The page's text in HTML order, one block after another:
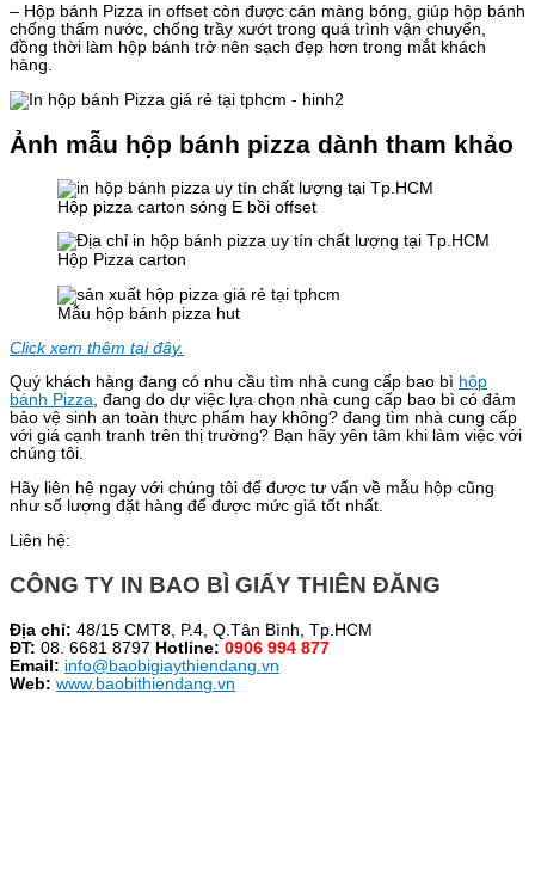
– Hộp bánh Pizza in offset còn được cán màng bóng, giúp hộp bánh
chống thấm nước, chống trầy xướt trong quá trình vận chuyển,
đồng thời làm hộp bánh trở nên sạch đẹp hơn trong mắt khách
hàng.
Ảnh mẫu hộp bánh pizza dành tham khảo
Hộp pizza carton sóng E bồi offset
Hộp Pizza carton
Mẫu hộp bánh pizza hut
Click xem thêm tại đây.
Quý khách hàng đang có nhu cầu tìm nhà cung cấp bao bì hộp
bánh Pizza, đang do dự việc lựa chọn nhà cung cấp bao bì có đảm
bảo vệ sinh an toàn thực phẩm hay không? đang tìm nhà cung cấp
với giá cạnh tranh trên thị trường? Bạn hãy yên tâm khi làm việc với
chúng tôi.
Hãy liên hệ ngay với chúng tôi để được tư vấn về mẫu hộp cũng
như số lượng đặt hàng để được mức giá tốt nhất.
Liên hệ:
CÔNG TY IN BAO BÌ GIẤY THIÊN ĐĂNG
Địa chỉ: 48/15 CMT8, P.4, Q.Tân Bình, Tp.HCM
ĐT: 08. 6681 8797 Hotline: 0906 994 877
Email: info@baobigiaythiendang.vn
Web: www.baobithiendang.vn